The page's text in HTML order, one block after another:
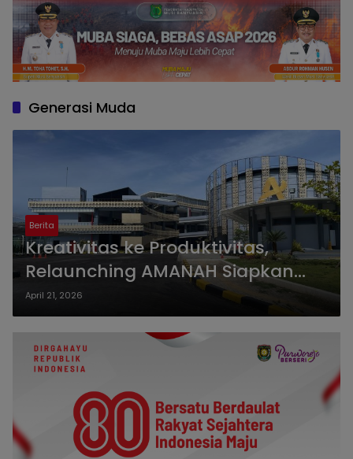
Generasi Muda
Berita
Kreativitas ke Produktivitas,
Relaunching AMANAH Siapkan
Generasi Muda Aceh Unggul
April 21, 2026